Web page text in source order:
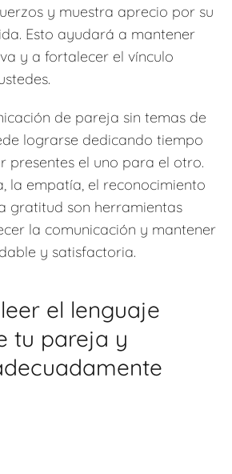
y muestra aprecio por su
Esto ayudará a mantener
y a fortalecer el vínculo
de pareja sin temas de
lograrse dedicando tiempo
presentes el uno para el otro.
la empatía, el reconocimiento
gratitud son herramientas
la comunicación y mantener
y satisfactoria.
el lenguaje
tu pareja y